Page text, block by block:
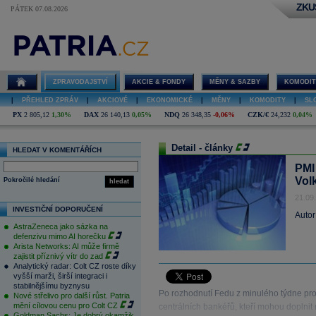
PÁTEK 07.08.2026
ZPRAVODAJSTVÍ AKCIE & FONDY MĚNY & SAZBY
PŘEHLED ZPRÁV AKCIOVÉ EKONOMICKÉ MĚNY KOMODITY
PX 2 805,12 1,30% DAX 26 140,13 0,05% NDQ 26 348,35 -0,06% CZK/€ 24,232 0,04%
HLEDAT V KOMENTÁŘÍCH
hledat
Pokročilé hledání
INVESTIČNÍ DOPORUČENÍ
AstraZeneca jako sázka na
defenzivu mimo AI horečku
Arista Networks: AI může firmě
zajistit příznivý vítr do zad
Analytický radar: Colt CZ roste díky
vyšší marži, širší integraci i
stabilnějšímu byznysu
Nové střelivo pro další růst. Patria
mění cílovou cenu pro Colt CZ
Detail - články
Po rozhodnutí Fedu z minulého týdne
centrálních bankéřů, kteří mohou